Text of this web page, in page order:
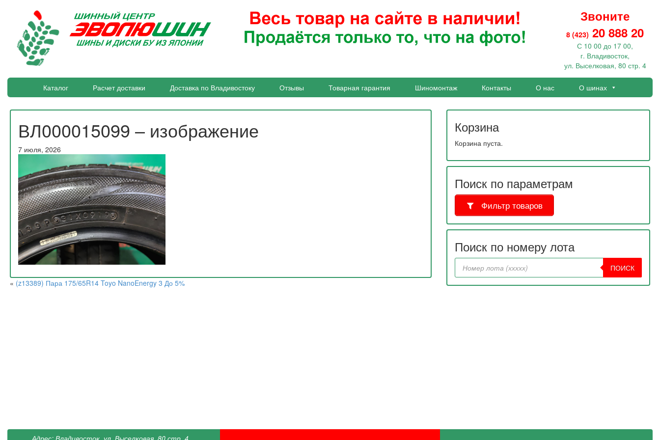
Звоните
8 (423) 20 888 20
С 10 00 до 17 00,
г. Владивосток,
ул. Выселковая, 80 стр. 4
Каталог Расчет доставки Доставка по Владивостоку Отзывы Товарная гарантия Шиномонтаж Контакты О нас О шинах
ВЛ000015099 – изображение
7 июля, 2026
« (z13389) Пара 175/65R14 Toyo NanoEnergy 3 До 5%
Корзина
Корзина пуста.
Поиск по параметрам
Фильтр товаров
Поиск по номеру лота
ПОИСК
Адрес: Владивосток, ул. Выселковая, 80 стр. 4